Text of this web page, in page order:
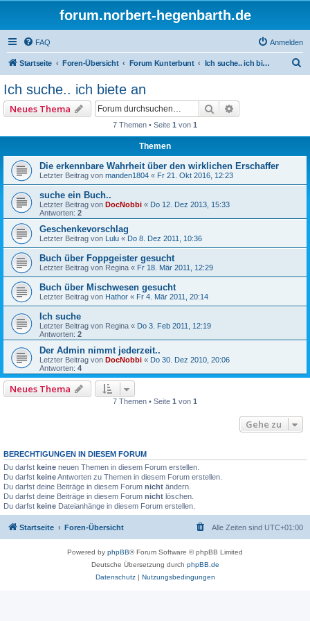
forum.norbert-hegenbarth.de
FAQ Anmelden
Startseite Foren-Übersicht Forum Kunterbunt Ich suche.. ich biete an
Ich suche.. ich biete an
Neues Thema Suche
7 Themen • Seite 1 von 1
Themen
Die erkennbare Wahrheit über den wirklichen Erschaffer
Letzter Beitrag von manden1804 « Fr 21. Okt 2016, 12:23
suche ein Buch..
Letzter Beitrag von DocNobbi « Do 12. Dez 2013, 15:33
Antworten: 2
Geschenkevorschlag
Letzter Beitrag von Lulu « Do 8. Dez 2011, 10:36
Buch über Foppgeister gesucht
Letzter Beitrag von Regina « Fr 18. Mär 2011, 12:29
Buch über Mischwesen gesucht
Letzter Beitrag von Hathor « Fr 4. Mär 2011, 20:14
Ich suche
Letzter Beitrag von Regina « Do 3. Feb 2011, 12:19
Antworten: 2
Der Admin nimmt jederzeit..
Letzter Beitrag von DocNobbi « Do 30. Dez 2010, 20:06
Antworten: 4
Neues Thema
7 Themen • Seite 1 von 1
Gehe zu
BERECHTIGUNGEN IN DIESEM FORUM
Du darfst keine neuen Themen in diesem Forum erstellen.
Du darfst keineAntworten zu Themen in diesem Forum erstellen.
Du darfst deine Beiträge in diesem Forum nicht ändern.
Du darfst deine Beiträge in diesem Forum nicht löschen.
Du darfst keine Dateianhänge in diesem Forum erstellen.
Startseite Foren-Übersicht Alle Zeiten sind UTC+01:00
Powered by phpBB® Forum Software © phpBB Limited
Deutsche Übersetzung durch phpBB.de
Datenschutz| Nutzungsbedingungen